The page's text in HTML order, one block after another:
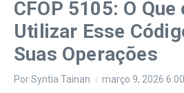
CFOP 5105: O Que
Utilizar Esse
Suas Operações
PorSyntia Tainan março 9, 2026